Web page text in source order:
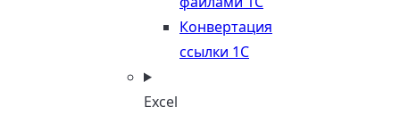
Конвертация
ссылки 1С
Excel